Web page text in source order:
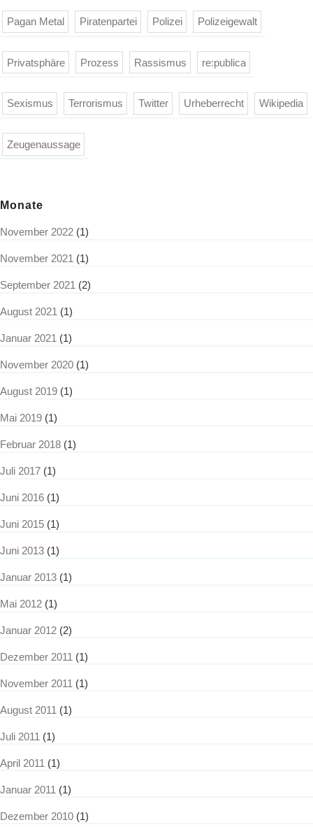
Pagan Metal Piratenpartei Polizei Polizeigewalt
Privatsphäre Prozess Rassismus re:publica
Sexismus Terrorismus Twitter Urheberrecht Wikipedia
Zeugenaussage
Monate
November 2022 (1)
November 2021 (1)
September 2021 (2)
August 2021 (1)
Januar 2021 (1)
November 2020 (1)
August 2019 (1)
Mai 2019 (1)
Februar 2018 (1)
Juli 2017 (1)
Juni 2016 (1)
Juni 2015 (1)
Juni 2013 (1)
Januar 2013 (1)
Mai 2012 (1)
Januar 2012 (2)
Dezember 2011 (1)
November 2011 (1)
August 2011 (1)
Juli 2011 (1)
April 2011 (1)
Januar 2011 (1)
Dezember 2010 (1)